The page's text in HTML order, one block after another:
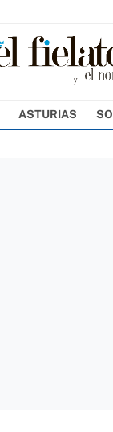
ASTURIAS